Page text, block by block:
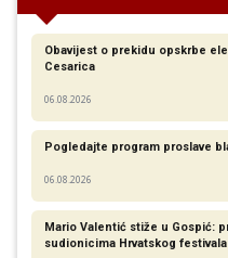
Obavijest o prekidu opskrbe
Cesarica
06.08.2026
Pogledajte program proslave
06.08.2026
Mario Valentić stiže u Gospić:
sudionicima Hrvatskog